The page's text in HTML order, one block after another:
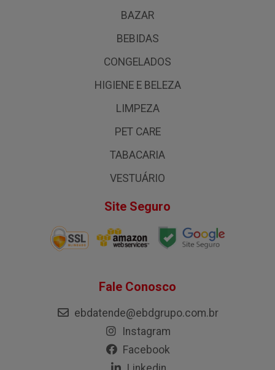
BAZAR
BEBIDAS
CONGELADOS
HIGIENE E BELEZA
LIMPEZA
PET CARE
TABACARIA
VESTUÁRIO
Site Seguro
Fale Conosco
ebdatende@ebdgrupo.com.br
Instagram
Facebook